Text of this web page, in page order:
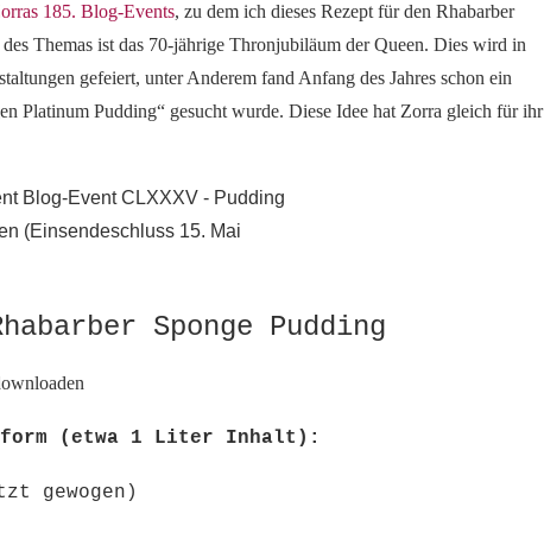
185. Blog-Events, zu dem ich dieses Rezept für den Rhabarber
Themas ist das 70-jährige Thronjubiläum der Queen. Dies wird in
gefeiert, unter Anderem fand Anfang des Jahres schon ein
Platinum Pudding“ gesucht wurde. Diese Idee hat Zorra gleich für ihr
Sponge Pudding
(etwa 1 Liter Inhalt):
gewogen)